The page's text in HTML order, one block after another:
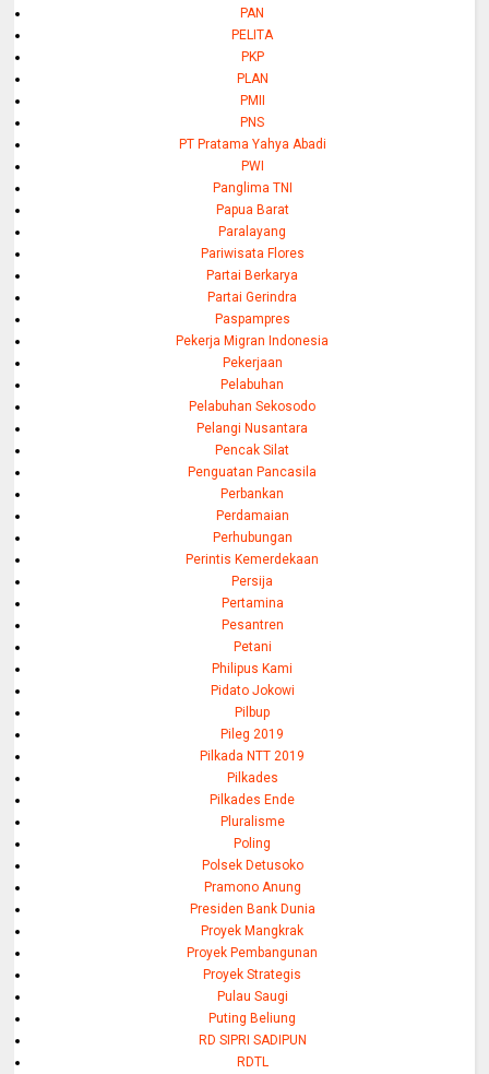
PAN
PELITA
PKP
PLAN
PMII
PNS
PT Pratama Yahya Abadi
PWI
Panglima TNI
Papua Barat
Paralayang
Pariwisata Flores
Partai Berkarya
Partai Gerindra
Paspampres
Pekerja Migran Indonesia
Pekerjaan
Pelabuhan
Pelabuhan Sekosodo
Pelangi Nusantara
Pencak Silat
Penguatan Pancasila
Perbankan
Perdamaian
Perhubungan
Perintis Kemerdekaan
Persija
Pertamina
Pesantren
Petani
Philipus Kami
Pidato Jokowi
Pilbup
Pileg 2019
Pilkada NTT 2019
Pilkades
Pilkades Ende
Pluralisme
Poling
Polsek Detusoko
Pramono Anung
Presiden Bank Dunia
Proyek Mangkrak
Proyek Pembangunan
Proyek Strategis
Pulau Saugi
Puting Beliung
RD SIPRI SADIPUN
RDTL